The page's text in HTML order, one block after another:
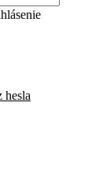
hesla